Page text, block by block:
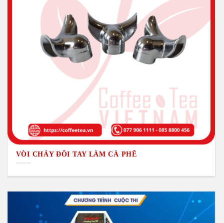
VÒI CHẢY ĐÔI TAY LÀM CÀ PHÊ